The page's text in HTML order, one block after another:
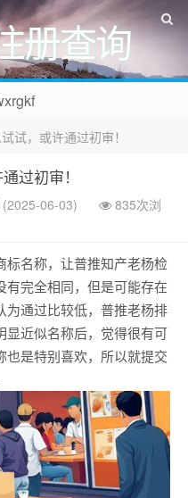
册查询
试，或许通过初审！
过初审！
(2025-06-03)
835次浏
标名称，让普推知产老杨检
有完全相同，但是可能存在
为通过比较低，普推老杨排
显近似名称后，觉得很有可
也是特别喜欢，所以就提交